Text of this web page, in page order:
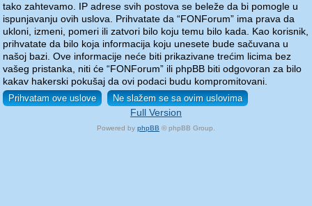
tako zahtevamo. IP adrese svih postova se beleže da bi pomogle u
ispunjavanju ovih uslova. Prihvatate da “FONForum” ima prava da
ukloni, izmeni, pomeri ili zatvori bilo koju temu bilo kada. Kao korisnik,
prihvatate da bilo koja informacija koju unesete bude sačuvana u
našoj bazi. Ove informacije neće biti prikazivane trećim licima bez
vašeg pristanka, niti će “FONForum” ili phpBB biti odgovoran za bilo
kakav hakerski pokušaj da ovi podaci budu kompromitovani.
Full Version
Powered by phpBB © phpBB Group.